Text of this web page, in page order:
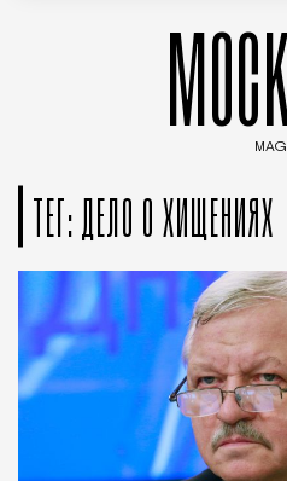
MAG
ТЕГ: ДЕЛО О ХИЩЕНИЯХ